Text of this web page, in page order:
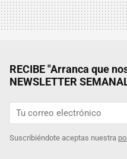
RECIBE "Arranca que
NEWSLETTER
Suscribiéndote aceptas nuestra